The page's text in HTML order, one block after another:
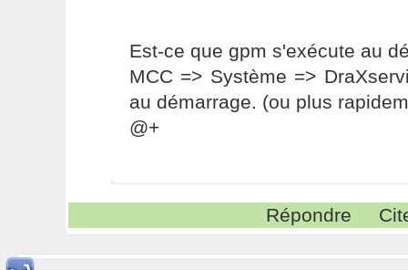
Est-ce que gpm s'exécute au
MCC => Système =>
au démarrage. (ou plus
@+
Répondre